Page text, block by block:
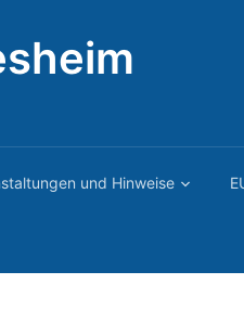
und Hinweise